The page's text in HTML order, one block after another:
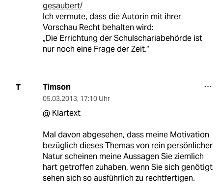
gesaubert/
Ich vermute, dass die Autorin mit ihrer
Vorschau Recht behalten wird:
„Die Errichtung der Schulschariabehörde ist
nur noch eine Frage der Zeit.“
T Timson
05.03.2013, 17:10 Uhr
@ Klartext
Mal davon abgesehen, dass meine Motivation
bezüglich dieses Themas von rein persönlicher
Natur scheinen meine Aussagen Sie ziemlich
hart getroffen zuhaben, wenn Sie sich genötigt
sehen sich so ausführlich zu rechtfertigen.